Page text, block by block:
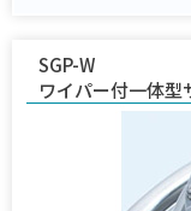
SGP-W
ワイパー付一体型